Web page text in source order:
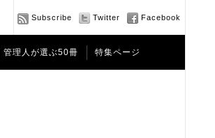
Subscribe Twitter Facebook
管理人が選ぶ50冊 特集ページ